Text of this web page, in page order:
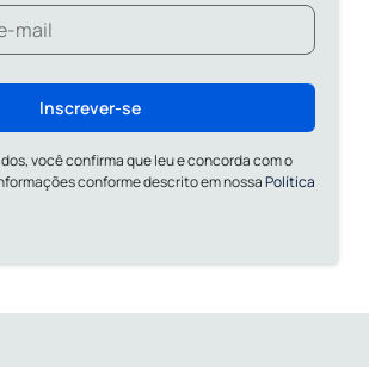
Inscrever-se
você confirma que leu e concorda com o
conforme descrito em nossaPolítica